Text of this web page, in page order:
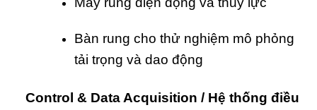
Bàn rung cho thử nghiệm mô phỏng
tải trọng và dao động
Control & Data Acquisition / Hệ thống điều